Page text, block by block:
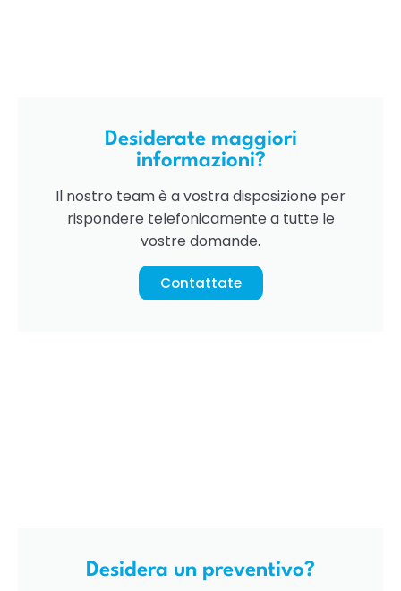
Desiderate maggiori
informazioni?
Il nostro team è a vostra disposizione per
rispondere telefonicamente a tutte le
vostre domande.
Contattate
Desidera un preventivo?